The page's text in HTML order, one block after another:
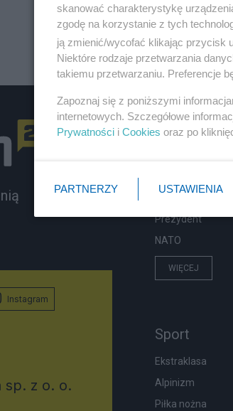
Polityka
Prezydent
NATO
WIĘCEJ
Sport
Ekstraklasa
Alpinizm
Piłka nożna
Instagram
sp. z o. o.
skanować charakterystykę
zgodę na korzystanie z tych
ją zmienić/wycofać klikając przycisk
Niektóre rodzaje przetwarzania
takiemu przetwarzaniu. Preferencje
Zapoznaj się z poniższymi
internetowych. Szczegółowe
Prywatności i Cookies oraz po
PARTNERZY USTAWIENIA